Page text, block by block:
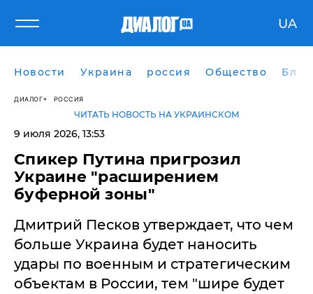
UA
Новости Украина россия Общество
ДИАЛОГ РОССИЯ
ЧИТАТЬ НОВОСТЬ НА УКРАИНСКОМ
9 июля 2026, 13:53
Спикер Путина пригрозил
Украине "расширением
буферной зоны"
Дмитрий Песков утверждает, что чем
больше Украина будет наносить
удары по военным и стратегическим
объектам в России, тем "шире будет